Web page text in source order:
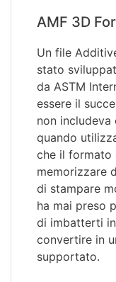
AMF 3D
Un file
stato
da ASTM
essere il
non
quando
che il formato
memorizzare
di stampare
ha mai preso
di imbatterti
convertire in
supportato.